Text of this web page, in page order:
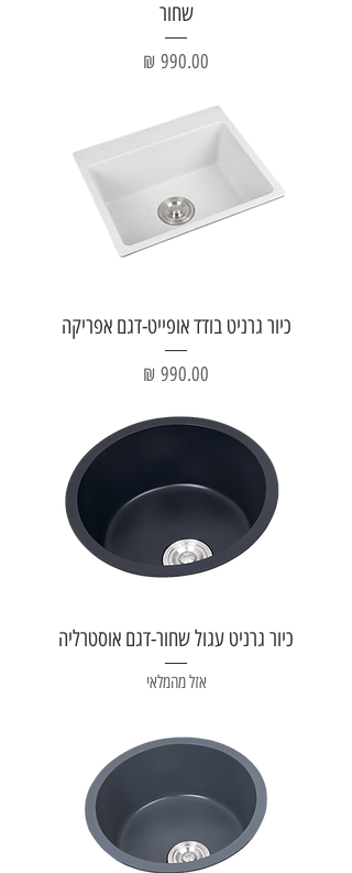
שחור
מחיר
כיור גרניט בודד אופייט-דגם אפריקה
מחיר
כיור גרניט עגול שחור-דגם אוסטרליה
אזל מהמלאי